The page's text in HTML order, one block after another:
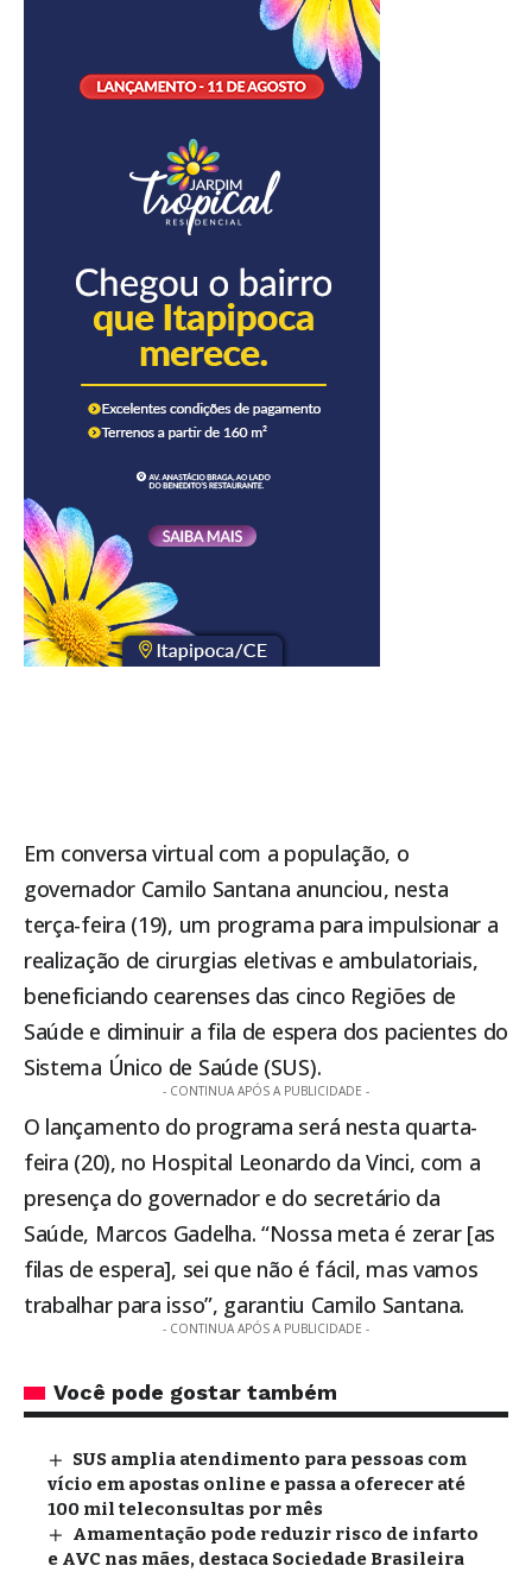
Em conversa virtual com a população, o
governador Camilo Santana anunciou, nesta
terça-feira (19), um programa para impulsionar a
realização de cirurgias eletivas e ambulatoriais,
beneficiando cearenses das cinco Regiões de
Saúde e diminuir a fila de espera dos pacientes do
Sistema Único de Saúde (SUS).
- CONTINUA APÓS A PUBLICIDADE -
O lançamento do programa será nesta quarta-
feira (20), no Hospital Leonardo da Vinci, com a
presença do governador e do secretário da
Saúde, Marcos Gadelha. “Nossa meta é zerar [as
filas de espera], sei que não é fácil, mas vamos
trabalhar para isso”, garantiu Camilo Santana.
- CONTINUA APÓS A PUBLICIDADE -
Você pode gostar também
SUS amplia atendimento para pessoas com
vício em apostas online e passa a oferecer até
100 mil teleconsultas por mês
Amamentação pode reduzir risco de infarto
e AVC nas mães, destaca Sociedade Brasileira